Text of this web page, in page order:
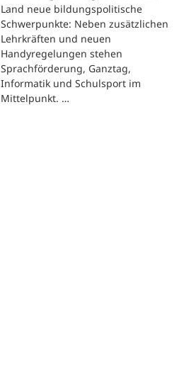
Land neue bildungspolitische
Schwerpunkte: Neben zusätzlichen
Lehrkräften und neuen
Handyregelungen stehen
Sprachförderung, Ganztag,
Informatik und Schulsport im
Mittelpunkt. …